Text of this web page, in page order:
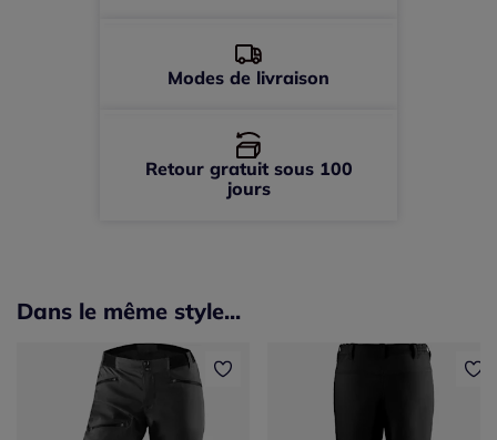
Modes de livraison
Retour gratuit sous 100
jours
Dans le même style...